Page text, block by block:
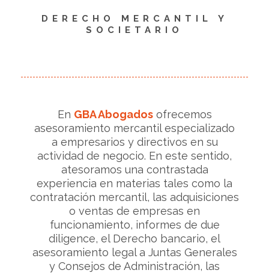
DERECHO MERCANTIL Y
SOCIETARIO
En GBA Abogadosofrecemos
asesoramiento mercantil especializado
a empresarios y directivos en su
actividad de negocio. En este sentido,
atesoramos una contrastada
experiencia en materias tales como la
contratación mercantil, las adquisiciones
o ventas de empresas en
funcionamiento, informes de due
diligence, el Derecho bancario, el
asesoramiento legal a Juntas Generales
y Consejos de Administración, las